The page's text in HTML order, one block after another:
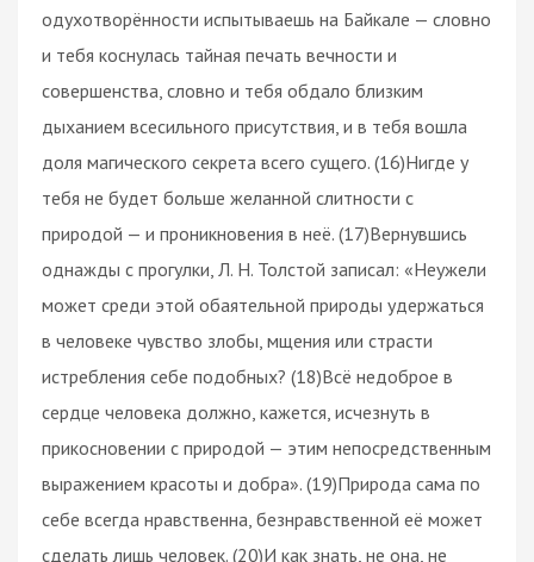
одухотворённости испытываешь на Байкале — словно
и тебя коснулась тайная печать вечности и
совершенства, словно и тебя обдало близким
дыханием всесильного присутствия, и в тебя вошла
доля магического секрета всего сущего. (16)Нигде у
тебя не будет больше желанной слитности с
природой — и проникновения в неё. (17)Вернувшись
однажды с прогулки, Л. Н. Толстой записал: «Неужели
может среди этой обаятельной природы удержаться
в человеке чувство злобы, мщения или страсти
истребления себе подобных? (18)Всё недоброе в
сердце человека должно, кажется, исчезнуть в
прикосновении с природой — этим непосредственным
выражением красоты и добра». (19)Природа сама по
себе всегда нравственна, безнравственной её может
сделать лишь человек. (20)И как знать, не она, не